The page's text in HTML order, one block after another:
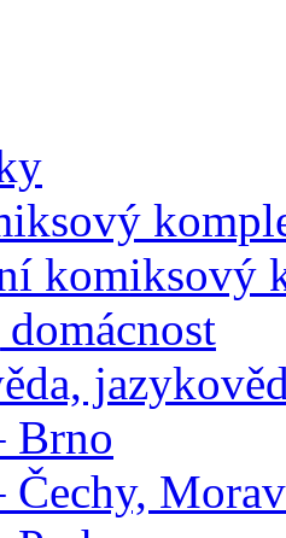
komiksový
Brno